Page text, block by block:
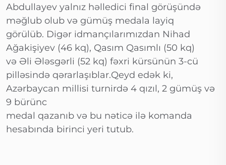
Abdullayev yalnız həlledici final görüşündə
məğlub olub və gümüş medala layiq
görülüb. Digər idmançılarımızdan Nihad
Ağakişiyev (46 kq), Qasım Qasımlı (50 kq)
və Əli Ələsgərli (52 kq) fəxri kürsünün 3-cü
pilləsində qərarlaşıblar.Qeyd edək ki,
Azərbaycan millisi turnirdə 4 qızıl, 2 gümüş və
9 bürünc
medal qazanıb və bu nəticə ilə komanda
hesabında birinci yeri tutub.